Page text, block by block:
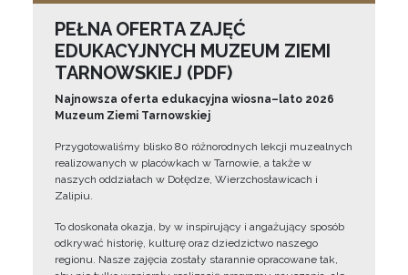
PEŁNA OFERTA ZAJĘĆ
EDUKACYJNYCH MUZEUM ZIEMI
TARNOWSKIEJ (PDF)
Najnowsza oferta edukacyjna wiosna–lato 2026
Muzeum Ziemi Tarnowskiej
Przygotowaliśmy blisko 80 różnorodnych lekcji muzealnych
realizowanych w placówkach w Tarnowie, a także w
naszych oddziałach w Dołędze, Wierzchosławicach i
Zalipiu.
To doskonała okazja, by w inspirujący i angażujący sposób
odkrywać historię, kulturę oraz dziedzictwo naszego
regionu. Nasze zajęcia zostały starannie opracowane tak,